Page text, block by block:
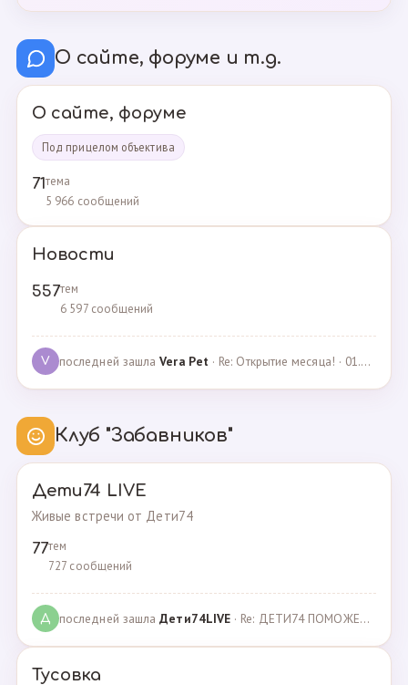
О сайте, форуме и т.д.
О сайте, форуме
Под прицелом объектива
71тема
5 966 сообщений
Новости
557тем
6 597 сообщений
V последней зашлаVera Pet · Re: Открытие месяца! · 01.04.2021
Клуб "Забавников"
Дети74 LIVE
Живые встречи от Дети74
77тем
727 сообщений
Д последней зашлаДeти74LIVE · Re: ДЕТИ74 ПОМОЖЕМ ВМЕСТЕ · 27.12.2021
Тусовка